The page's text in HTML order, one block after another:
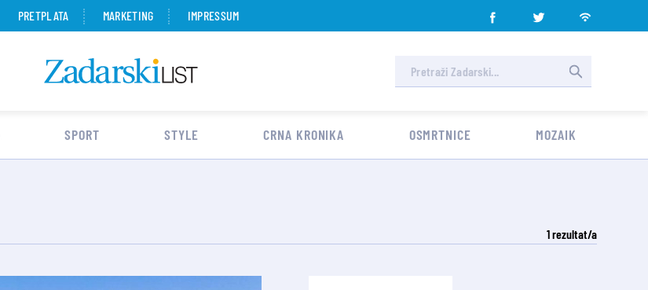
PRETPLATA MARKETING IMPRESSUM
SPORT STYLE CRNA KRONIKA OSMRTNICE MOZAIK
1rezultat/a